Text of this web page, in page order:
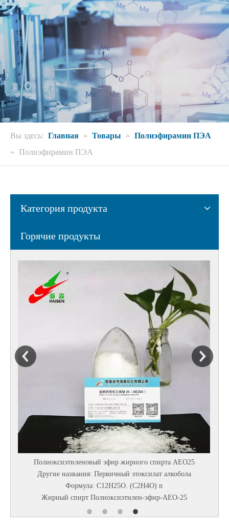
Вы здесь: Главная » Товары » Полиэфирамин ПЭА
»
Полиэфирамин ПЭА
Категория продукта
Горячие продукты
эфир жирного спирта AEO25
названия: Первичный этоксилат алкобола
Формула: C12H25O. (C2H4O) n
спирт Полиоксиэтилен-эфир-AEO-25
Химическое